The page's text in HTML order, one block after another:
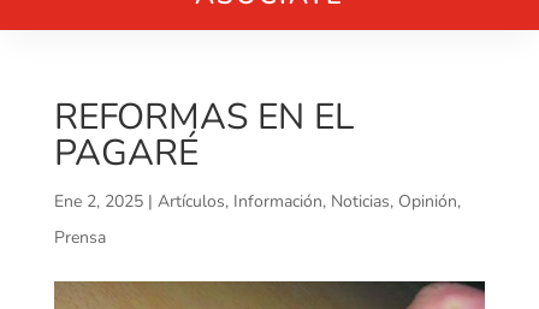
REFORMAS EN EL
PAGARÉ
Ene 2, 2025| Artículos, Información, Noticias, Opinión,
Prensa